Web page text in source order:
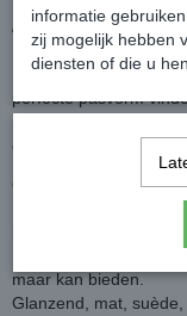
Maatvoering
De caps zijn
De liners zijn er met
perfecte pasvorm
De OneK voering is
en antimicrobieel.
Ontwerp
Deze helmen bieden
Met genoeg functies
maar kan bieden.
Glanzend, mat,
informatie
zij mogelijk hebben
diensten of die u